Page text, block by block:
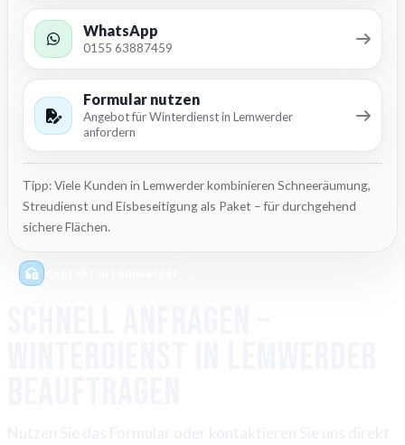
WhatsApp
0155 63887459
Formular nutzen
Angebot für Winterdienst in Lemwerder
anfordern
Tipp: Viele Kunden in Lemwerder kombinieren Schneeräumung,
Streudienst und Eisbeseitigung als Paket – für durchgehend
sichere Flächen.